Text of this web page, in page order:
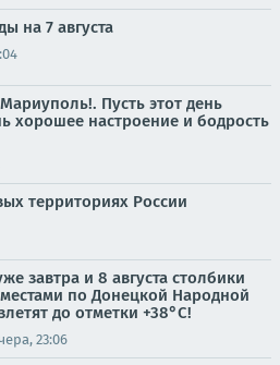
на 7 августа
Пусть этот день
хорошее настроение и бодрость
территориях России
завтра и 8 августа столбики
по Донецкой Народной
до отметки +38°C!
23:06